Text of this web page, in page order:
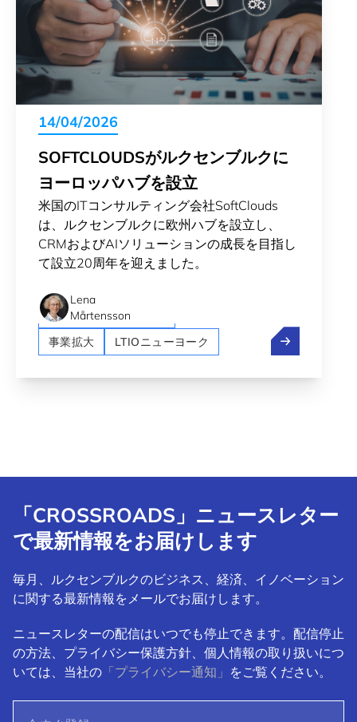
14/04/2026
SOFTCLOUDSがルクセンブルクに
ヨーロッパハブを設立
米国のITコンサルティング会社SoftClouds
は、ルクセンブルクに欧州ハブを設立し、
CRMおよびAIソリューションの成長を目指し
て設立20周年を迎えました。
Lena
Mårtensson
事業拡大
LTIOニューヨーク
LTIOサンフランシスコ
SoftCloudsが
「CROSSROADS」ニュースレター
で最新情報をお届けします
毎月、ルクセンブルクのビジネス、経済、イノベーション
に関する最新情報をメールでお届けします。
ニュースレターの配信はいつでも停止できます。配信停止
の方法、プライバシー保護方針、個人情報の取り扱いにつ
いては、当社の 「プライバシー通知」 をご覧ください。